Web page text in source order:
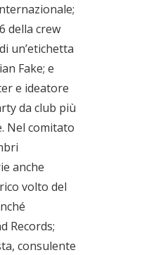
della crew
un’etichetta
Fake; e
e ideatore
da club più
Nel comitato
anche
volto del
Records;
consulente